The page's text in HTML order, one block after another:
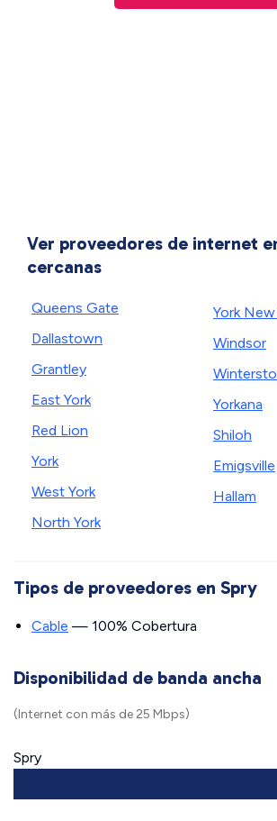
Ver proveedores de internet
cercanas
Queens Gate
Dallastown
Grantley
East York
Red Lion
York
West York
North York
York New
Windsor
Yorkana
Shiloh
Emigsville
Hallam
Tipos de proveedores en Spry
Cable — 100% Cobertura
Disponibilidad de banda ancha
(Internet con más de 25 Mbps)
Spry